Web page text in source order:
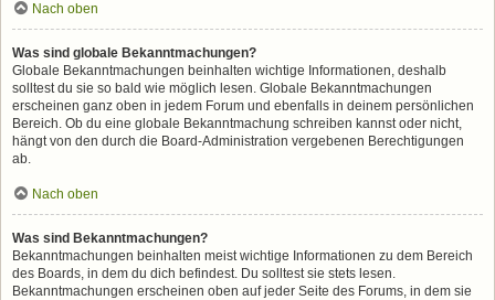
Nach oben
Was sind globale Bekanntmachungen?
Globale Bekanntmachungen beinhalten wichtige Informationen, deshalb
solltest du sie so bald wie möglich lesen. Globale Bekanntmachungen
erscheinen ganz oben in jedem Forum und ebenfalls in deinem persönlichen
Bereich. Ob du eine globale Bekanntmachung schreiben kannst oder nicht,
hängt von den durch die Board-Administration vergebenen Berechtigungen
ab.
Nach oben
Was sind Bekanntmachungen?
Bekanntmachungen beinhalten meist wichtige Informationen zu dem Bereich
des Boards, in dem du dich befindest. Du solltest sie stets lesen.
Bekanntmachungen erscheinen oben auf jeder Seite des Forums, in dem sie